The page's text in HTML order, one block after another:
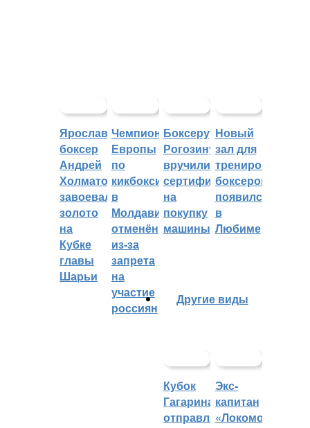
Ярославский
боксер
Андрей
Холматов
завоевал
золото
на
Кубке
главы
Шарьи
Чемпионат
Европы
по
кикбоксингу
в
Молдавии
отменён
из-за
запрета
на
участие
россиян
Боксеру
Рогозину
вручили
сертификат
на
покупку
машины
Новый
зал для
тренировок
боксеров
появился
в
Любиме
Другие виды
Кубок
Гагарина
отправляется
Экс-
капитан
«Локомотива»